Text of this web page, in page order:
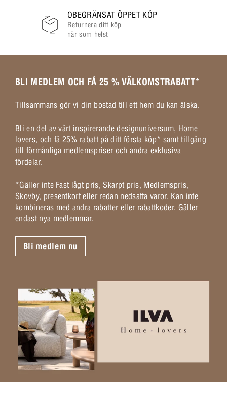
OBEGRÄNSAT ÖPPET KÖP
Returnera ditt köp
när som helst
BLI MEDLEM OCH FÅ 25 % VÄLKOMSTRABATT*
Tillsammans gör vi din bostad till ett hem du kan älska.
Bli en del av vårt inspirerande designuniversum, Home
lovers, och få 25% rabatt på ditt första köp* samt tillgång
till förmånliga medlemspriser och andra exklusiva
fördelar.
*Gäller inte Fast lågt pris, Skarpt pris, Medlemspris,
Skovby, presentkort eller redan nedsatta varor. Kan inte
kombineras med andra rabatter eller rabattkoder. Gäller
endast nya medlemmar.
Bli medlem nu